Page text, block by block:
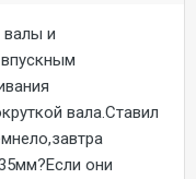
и
вала.Ставил
они